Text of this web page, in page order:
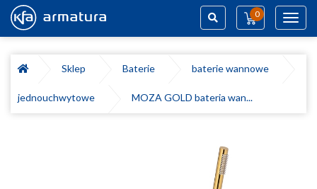
0
Sklep
Baterie baterie wannowe
jednouchwytowe MOZA GOLD bateria wan...